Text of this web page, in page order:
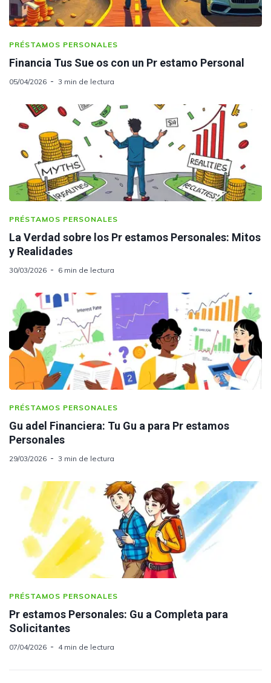
PRÉSTAMOS PERSONALES
Financia Tus Sue os con un Pr estamo Personal
05/04/2026 3 min de lectura
PRÉSTAMOS PERSONALES
La Verdad sobre los Pr estamos Personales: Mitos
y Realidades
30/03/2026 6 min de lectura
PRÉSTAMOS PERSONALES
Gu adel Financiera: Tu Gu a para Pr estamos
Personales
29/03/2026 3 min de lectura
PRÉSTAMOS PERSONALES
Pr estamos Personales: Gu a Completa para
Solicitantes
07/04/2026 4 min de lectura